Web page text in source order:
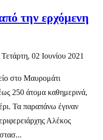
την ερχόμενη
Τετάρτη, 02 Ιουνίου 2021
στο Μαυρομάτι
250 άτομα καθημερινά,
Τα παραπάνω έγιναν
Αλέκος